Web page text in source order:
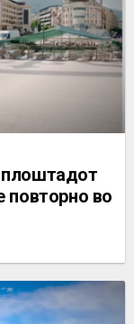
повторно во